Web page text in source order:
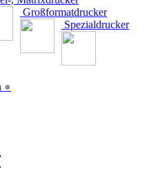
Großformatdrucker
Spezialdrucker
●